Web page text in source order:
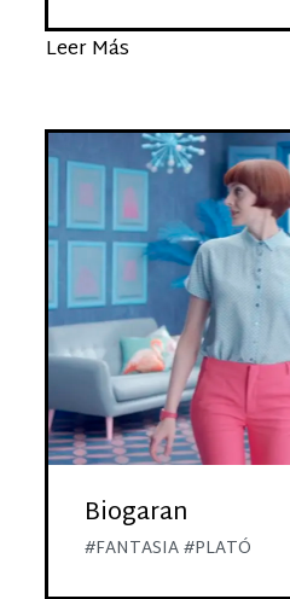
Leer Más
Biogaran
#FANTASIA #PLATÓ